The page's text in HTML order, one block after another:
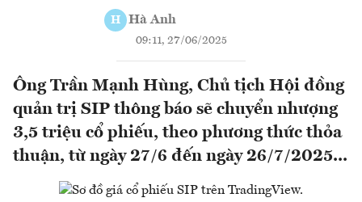
H Hà Anh
09:11, 27/06/2025
Ông Trần Mạnh Hùng, Chủ tịch Hội đồng
quản trị SIP thông báo sẽ chuyển nhượng
3,5 triệu cổ phiếu, theo phương thức thỏa
thuận, từ ngày 27/6 đến ngày 26/7/2025...